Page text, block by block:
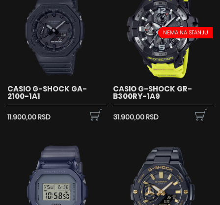
CASIO G-SHOCK GA-
2100-1A1
11.900,00 RSD
NEMA NA STANJU
CASIO G-SHOCK GR-
B300RY-1A9
31.900,00 RSD